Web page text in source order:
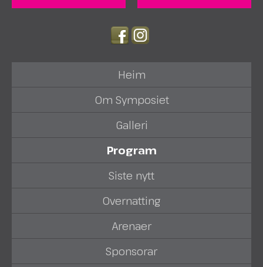
Heim
Om Symposiet
Galleri
Program
Siste nytt
Overnatting
Arenaer
Sponsorar